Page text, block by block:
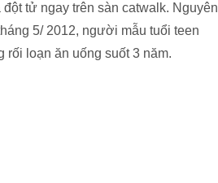
tử ngay trên sàn catwalk. Nguyên
5/ 2012, người mẫu tuổi teen
loạn ăn uống suốt 3 năm.